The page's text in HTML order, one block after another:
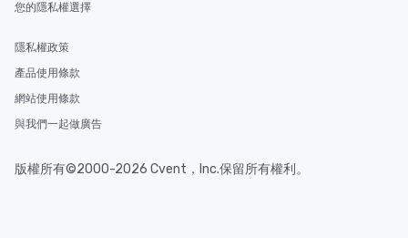
您的隱私權選擇
隱私權政策
產品使用條款
網站使用條款
與我們一起做廣告
版權所有©2000-2026 Cvent，Inc.保留所有權利。